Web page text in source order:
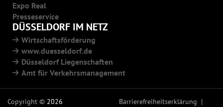
Expo Real
Presseservice
DÜSSELDORF IM NETZ
Wirtschaftsförderung
www.duesseldorf.de
Düsseldorf Liegenschaften
Amt für Verkehrsmanagement
Copyright © 2026 Barrierefreiheitserklärung